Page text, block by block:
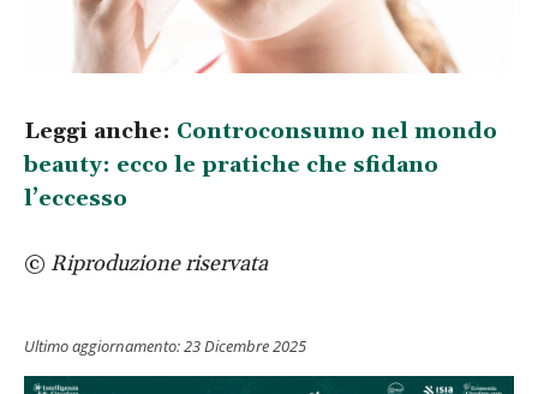
Leggi anche: Controconsumo nel mondo
beauty: ecco le pratiche che sfidano
l’eccesso
© Riproduzione riservata
Ultimo aggiornamento:23 Dicembre 2025